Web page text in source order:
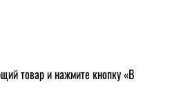
товар и нажмите кнопку «В